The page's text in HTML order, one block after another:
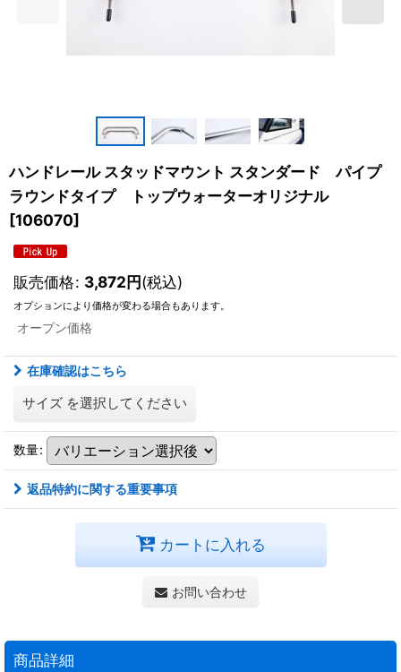
ハンドレール スタッドマウント スタンダード パイプ
ラウンドタイプ トップウォーターオリジナル
[106070]
販売価格: 3,872円(税込)
オプションにより価格が変わる場合もあります。
オープン価格
在庫確認はこちら
サイズ を選択してください
数量:
返品特約に関する重要事項
カートに入れる
お問い合わせ
商品詳細